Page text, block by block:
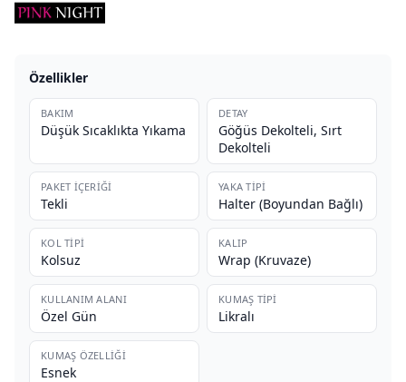
Özellikler
BAKIM
Düşük Sıcaklıkta Yıkama
DETAY
Göğüs Dekolteli, Sırt
Dekolteli
PAKET İÇERIĞI
Tekli
YAKA TIPI
Halter (Boyundan Bağlı)
KOL TIPI
Kolsuz
KALIP
Wrap (Kruvaze)
KULLANIM ALANI
Özel Gün
KUMAŞ TIPI
Likralı
KUMAŞ ÖZELLIĞI
Esnek